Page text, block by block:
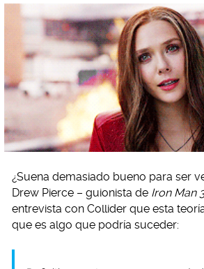
¿Suena demasiado bueno para ser
Drew Pierce – guionista de Iron Man
entrevista con Collider que esta
que es algo que podría suceder: